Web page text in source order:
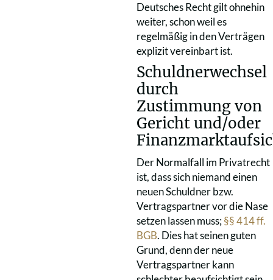
Deutsches Recht gilt ohnehin
weiter, schon weil es
regelmäßig in den Verträgen
explizit vereinbart ist.
Schuldnerwechsel
durch
Zustimmung von
Gericht und/oder
Der Normalfall im Privatrecht
ist, dass sich niemand einen
neuen Schuldner bzw.
Vertragspartner vor die Nase
setzen lassen muss;§§ 414 ff.
BGB. Dies hat seinen guten
Grund, denn der neue
Vertragspartner kann